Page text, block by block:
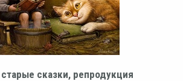
сказки, репродукция